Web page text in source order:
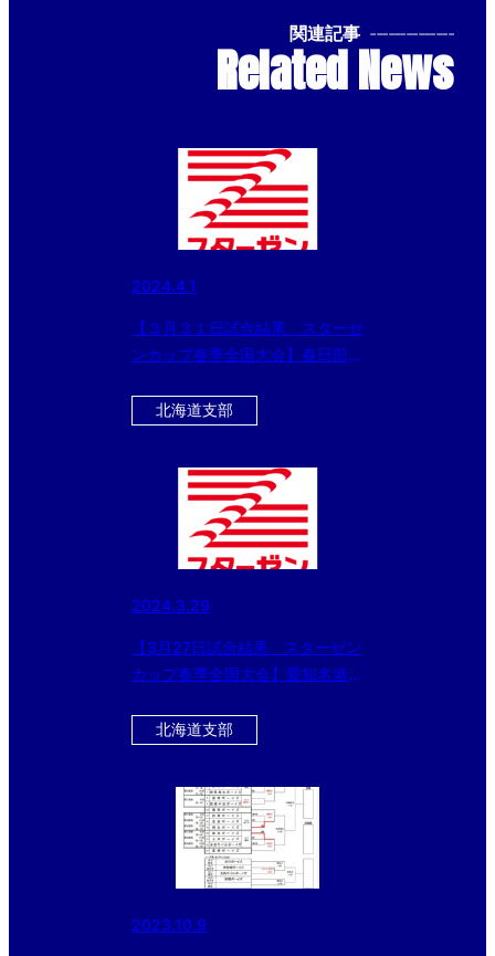
関連記事 --------------
Related News
2024.4.1
【３月３１日試合結果 スターゼ
ンカップ春季全国大会】春日部ボ
ーイズ（小学部）が優勝！！
北海道支部
2024.3.29
【3月27日試合結果 スターゼン
カップ春季全国大会】愛知名港ボ
16に進出!!
北海道支部
2023.10.9